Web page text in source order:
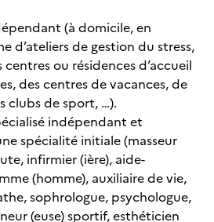
(à domicile, en
d’ateliers de gestion du stress,
ou résidences d’accueil
des centres de vacances, de
clubs de sport, …).
indépendant et
spécialité initiale (masseur
infirmier (ière), aide-
(homme), auxiliaire de vie,
sophrologue, psychologue,
(euse) sportif, esthéticien